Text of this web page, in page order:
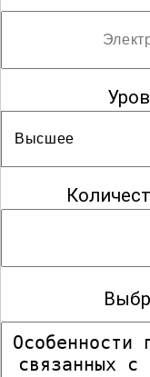
Детская
Детская